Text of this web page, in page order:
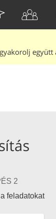
2
feladatokat